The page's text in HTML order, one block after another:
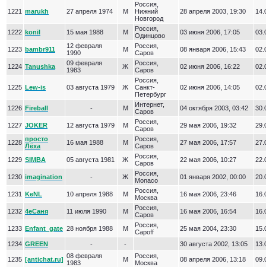
1221 marukh 27 апреля 1974 М
Россия,
Нижний
Новгород
28 апреля 2003, 19:30
1222 konil 15 мая 1988 М
Россия,
Одинцово
03 июня 2006, 17:05
1223 bambr911
12 февраля
1990
М
Россия,
Саров
08 января 2006, 15:43
1224 Tanushka
09 февраля
1983
Ж
Россия,
Саров
02 июня 2006, 16:22
1225 Lew-is 03 августа 1979 Ж
Россия,
Санкт-
Петербург
02 июня 2006, 14:05
1226 Fireball - М
Интернет,
Саров
04 октября 2003, 03:42
1227 JOKER 12 августа 1979 М
Россия,
Саров
29 мая 2006, 19:32
1228 просто
Лёха
16 мая 1988 М
Россия,
Саров
27 мая 2006, 17:57
1229 SIMBA 05 августа 1981 Ж
Россия,
Саров
22 мая 2006, 10:27
1230 imagination - Ж
Россия,
Monaco
01 января 2002, 00:00
1231 KeNL 10 апреля 1988 М
Россия,
Москва
16 мая 2006, 23:46
1232 4еСаня 11 июля 1990 М
Россия,
Саров
16 мая 2006, 16:54
1233 Enfant_gate 28 ноября 1988 М
Россия,
Сароff
25 мая 2004, 23:30
1234 GREEN - - 30 августа 2002, 13:05
1235 [antichat.ru] 08 февраля
1983
М
Россия,
Москва
08 апреля 2006, 13:18